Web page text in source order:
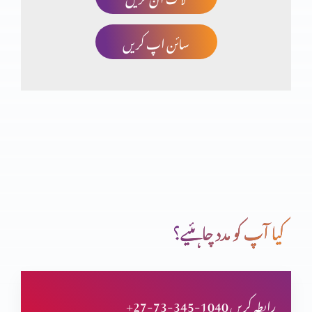
چھوٹا کون اور بڑا کون؟
خداوند شفقت میں غنی
سائن اپ کریں
کیا آپ کو مدد چاہئیے؟
+27-73-345-1040 رابطہ کریں